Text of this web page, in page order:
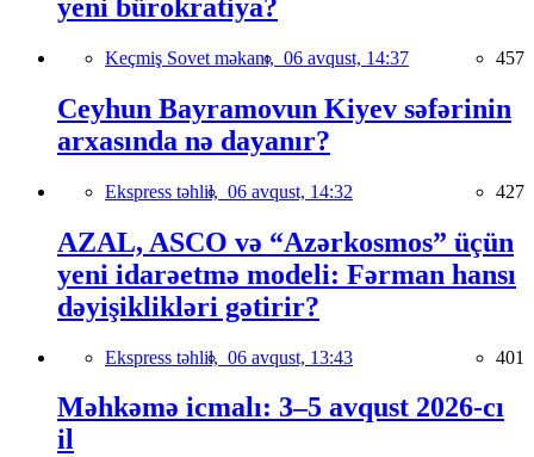
yeni bürokratiya?
Keçmiş Sovet məkanı, 06 avqust, 14:37 457
Ceyhun Bayramovun Kiyev səfərinin
arxasında nə dayanır?
Ekspress təhlil, 06 avqust, 14:32 427
AZAL, ASCO və “Azərkosmos” üçün
yeni idarəetmə modeli: Fərman hansı
dəyişiklikləri gətirir?
Ekspress təhlil, 06 avqust, 13:43 401
Məhkəmə icmalı: 3–5 avqust 2026-cı
il